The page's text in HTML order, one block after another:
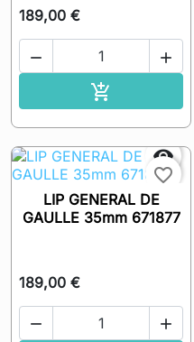
189,00 €
 


favorite_border
LIP GENERAL DE
GAULLE 35mm 671877
189,00 €
 